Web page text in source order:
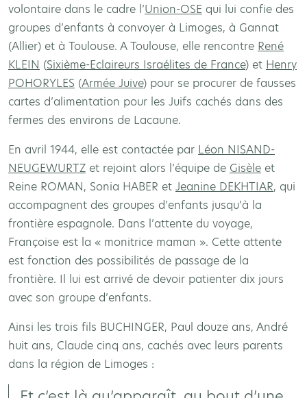
volontaire dans le cadre l’Union-OSE qui lui confie des
groupes d’enfants à convoyer à Limoges, à Gannat
(Allier) et à Toulouse. A Toulouse, elle rencontre René
KLEIN (Sixième-Eclaireurs Israélites de France) et Henry
POHORYLES (Armée Juive) pour se procurer de fausses
cartes d’alimentation pour les Juifs cachés dans des
fermes des environs de Lacaune.
En avril 1944, elle est contactée par Léon NISAND-
NEUGEWURTZ et rejoint alors l’équipe de Gisèle et
Reine ROMAN, Sonia HABER et Jeanine DEKHTIAR, qui
accompagnent des groupes d’enfants jusqu’à la
frontière espagnole. Dans l’attente du voyage,
Françoise est la « monitrice maman ». Cette attente
est fonction des possibilités de passage de la
frontière. Il lui est arrivé de devoir patienter dix jours
avec son groupe d’enfants.
Ainsi les trois fils BUCHINGER, Paul douze ans, André
huit ans, Claude cinq ans, cachés avec leurs parents
dans la région de Limoges :